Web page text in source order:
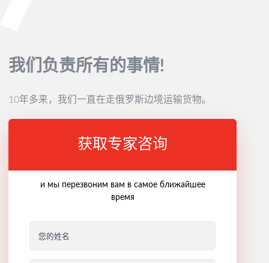
我们负责所有的事情!
10年多来，我们一直在走俄罗斯边境运输货物。
获取专家咨询
и мы перезвоним вам в самое ближайшее
время
您的姓名